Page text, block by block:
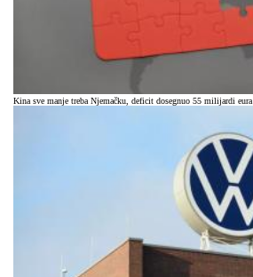
Kina sve manje treba Njemačku, deficit dosegnuo 55 milijardi eura